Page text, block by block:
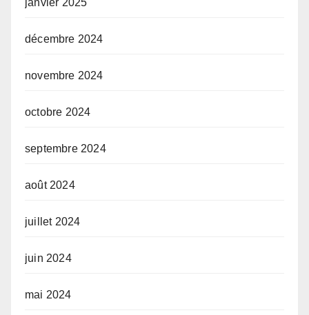
décembre 2024
novembre 2024
octobre 2024
septembre 2024
août 2024
juillet 2024
juin 2024
mai 2024